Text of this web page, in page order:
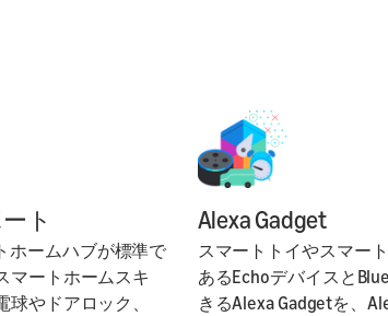
ト
ホームハブが標準で
マートホームスキ
やドアロック、
Alexa Gadget
スマートトイやスマー
あるEchoデバイスと
きるAlexa Gadgetを、